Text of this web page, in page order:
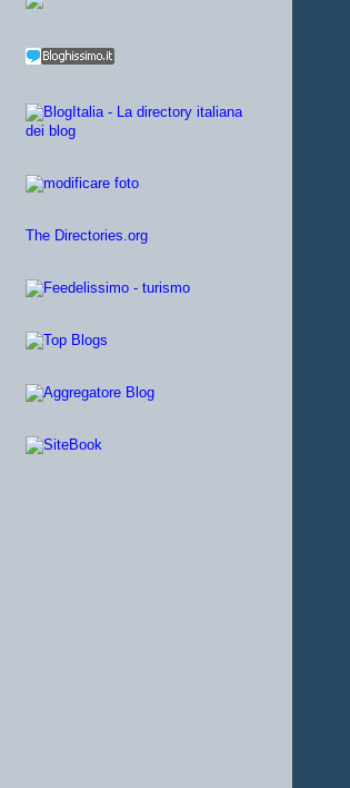
The Directories.org